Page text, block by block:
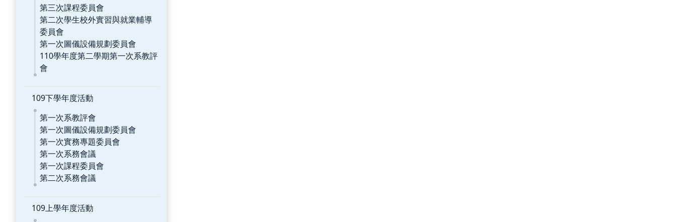
第三次課程委員會
第二次學生校外實習與就業輔導
委員會
第一次圖儀設備規劃委員會
110學年度第二學期第一次系教評
會
109下學年度活動
第一次系教評會
第一次圖儀設備規劃委員會
第一次實務專題委員會
第一次系務會議
第一次課程委員會
第二次系務會議
109上學年度活動